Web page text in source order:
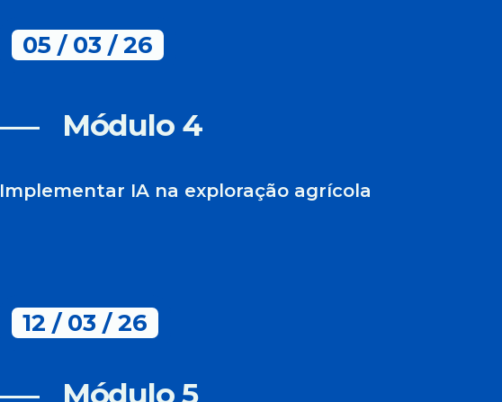
05 / 03 / 26
Módulo 4
Implementar IA na exploração agrícola
12 / 03 / 26
Módulo 5